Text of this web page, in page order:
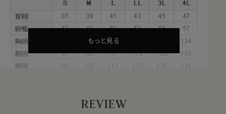
リネンは天然繊維でありながら繊維の中でも一番の速乾
性能を誇ります。
暑い夏場、汗をかいたときに不快なのが乾きが遅く湿っ
た状態が続くこと。
が、これは麻という素材の特性上によるものとなります。
もっと見る
REVIEW